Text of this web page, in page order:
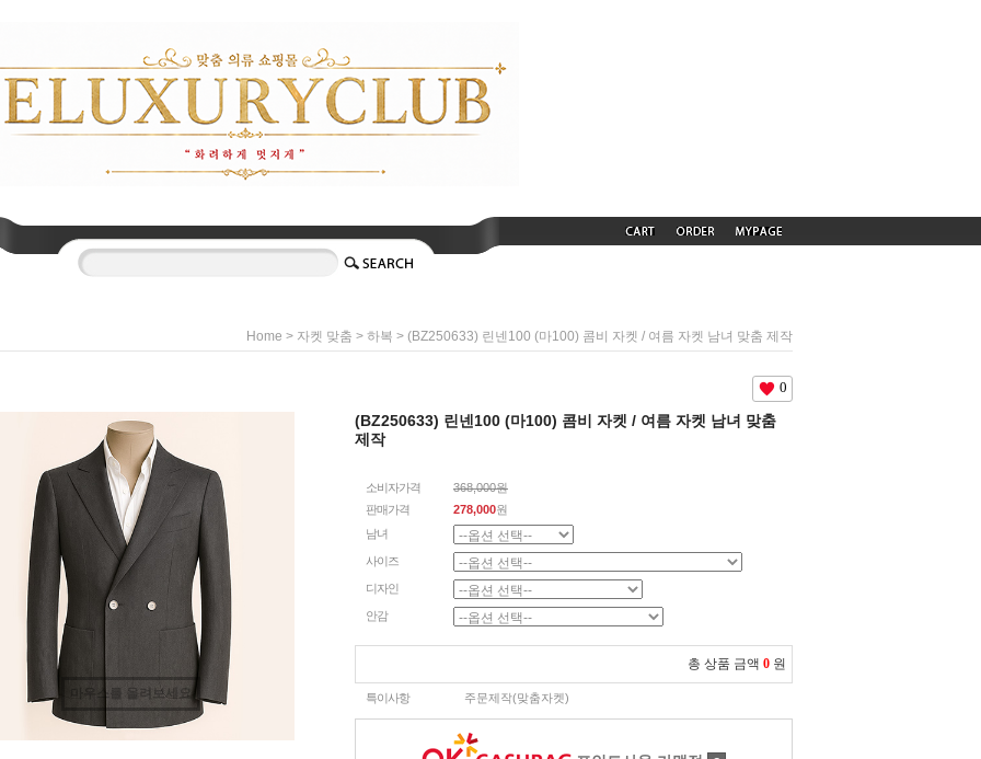
Home > 자켓 맞춤 > 하복 > (BZ250633) 린넨100 (마100) 콤비 자켓 / 여름 자켓 남녀 맞춤 제작
마우스를 올려보세요
0
(BZ250633) 린넨100 (마100) 콤비 자켓 / 여름 자켓 남녀 맞춤
제작
소비자가격
368,000원
판매가격
278,000원
남녀
사이즈
디자인
안감
총 상품 금액 0 원
특이사항 주문제작(맞춤자켓)